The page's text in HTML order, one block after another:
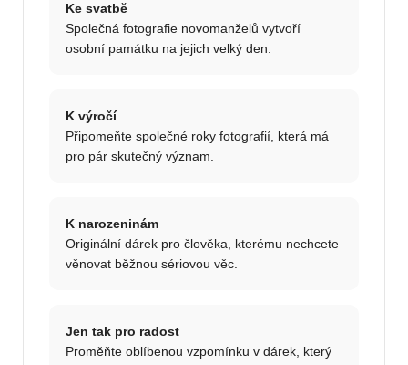
Ke svatbě
Společná fotografie novomanželů vytvoří
osobní památku na jejich velký den.
K výročí
Připomeňte společné roky fotografií, která má
pro pár skutečný význam.
K narozeninám
Originální dárek pro člověka, kterému nechcete
věnovat běžnou sériovou věc.
Jen tak pro radost
Proměňte oblíbenou vzpomínku v dárek, který